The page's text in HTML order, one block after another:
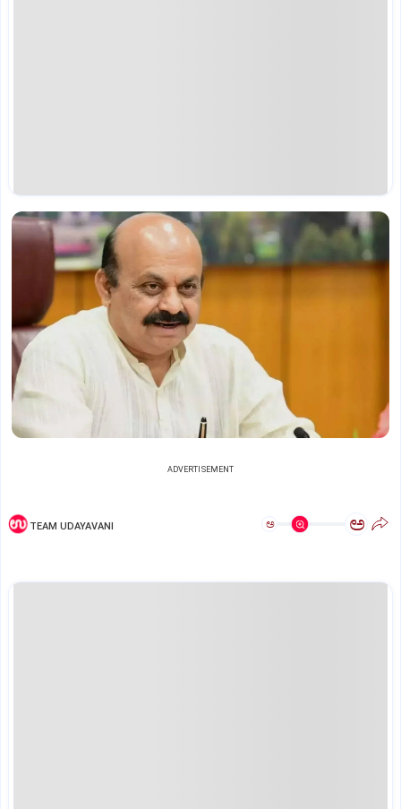
ADVERTISEMENT
TEAM UDAYAVANI ಅ ಅ